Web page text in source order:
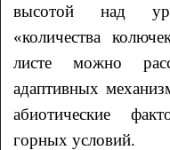
высотой над
«количества
листе можно
адаптивных
абиотические
горных условий.